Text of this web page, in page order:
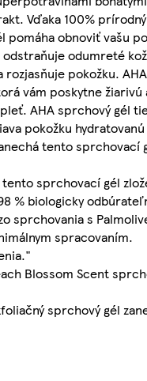
Vďaka 100%
obnoviť vašu
odumreté
pokožku.
vám poskytne žiarivú
AHA sprchový gél
pokožku
tento sprchovací
sprchovací gél
% biologicky
sprchovania s
spracovaním.
Blossom Scent
sprchový gél